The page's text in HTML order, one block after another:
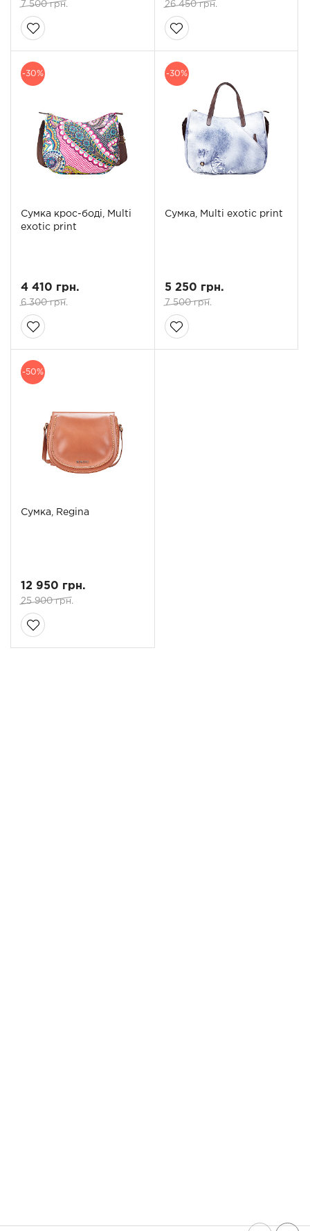
7 500 грн. 26 450 грн.
-30%
Сумка крос-боді, Multi
exotic print
4 410 грн.
6 300 грн.
-30%
Сумка, Multi exotic print
5 250 грн.
7 500 грн.
-50%
Сумка, Regina
12 950 грн.
25 900 грн.